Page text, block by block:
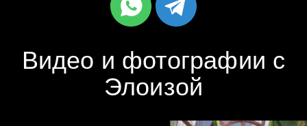
Видео и фотографии с
Элоизой